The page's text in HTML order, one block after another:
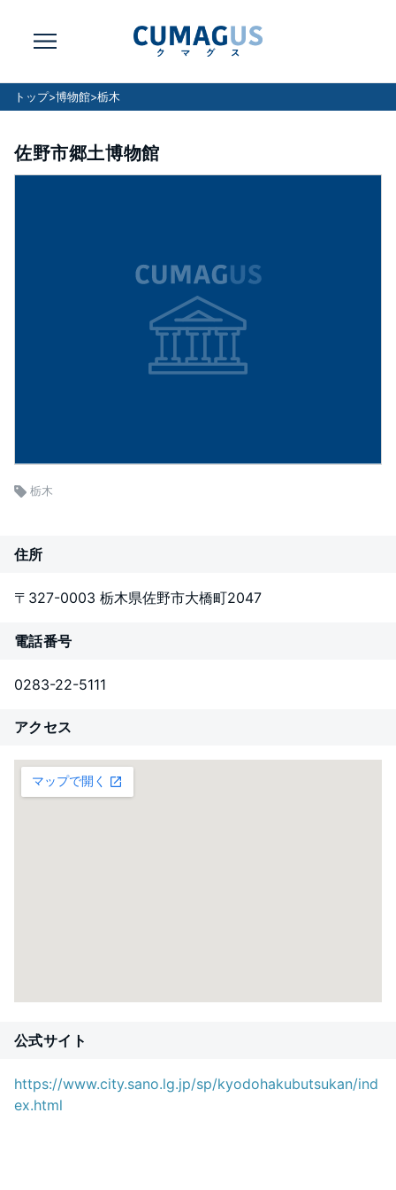
トップ>博物館>栃木
佐野市郷土博物館
栃木
住所
〒327-0003 栃木県佐野市大橋町2047
電話番号
0283-22-5111
アクセス
公式サイト
https://www.city.sano.lg.jp/sp/kyodohakubutsukan/ind
ex.html